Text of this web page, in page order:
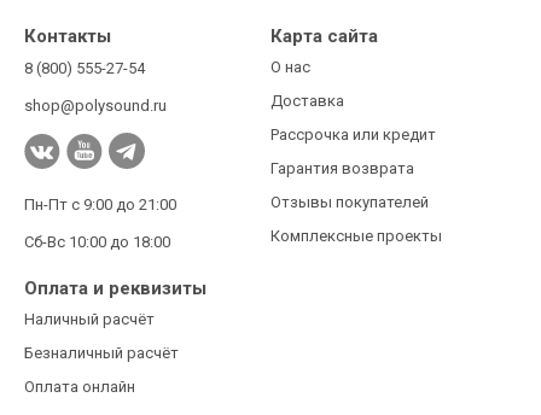
Контакты
8 (800) 555-27-54
shop@polysound.ru
Пн-Пт с 9:00 до 21:00
Сб-Вс 10:00 до 18:00
Карта сайта
О нас
Доставка
Рассрочка или кредит
Гарантия возврата
Отзывы покупателей
Комплексные проекты
Оплата и реквизиты
Наличный расчёт
Безналичный расчёт
Оплата онлайн